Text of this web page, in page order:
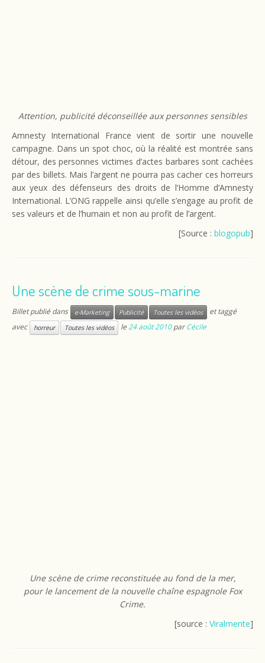
Attention, publicité déconseillée aux personnes sensibles
Amnesty International France vient de sortir une nouvelle
campagne. Dans un spot choc, où la réalité est montrée sans
détour, des personnes victimes d’actes barbares sont cachées
par des billets. Mais l’argent ne pourra pas cacher ces horreurs
aux yeux des défenseurs des droits de l’Homme d’Amnesty
International. L’ONG rappelle ainsi qu’elle s’engage au profit de
ses valeurs et de l’humain et non au profit de l’argent.
[Source : blogopub]
Une scène de crime sous-marine
Billet publié dans e-Marketing Publicité Toutes les vidéos
et taggé
avec
horreur Toutes les vidéos le24 août 2010 parCécile
Une scène de crime reconstituée au fond de la mer,
pour le lancement de la nouvelle chaîne espagnole Fox
Crime.
[source : Viralmente]